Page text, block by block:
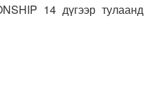
14 дүгээр тулаанд